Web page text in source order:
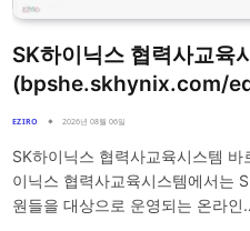
SK하이닉스 협력사교육
(bpshe.skhynix.com/
EZIRO 2026년 08월 06일
SK하이닉스 협력사교육시스템
이닉스 협력사교육시스템에서는
원들을 대상으로 운영되는 온라인